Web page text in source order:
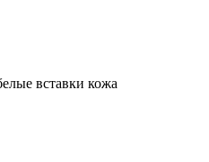
вставки кожа